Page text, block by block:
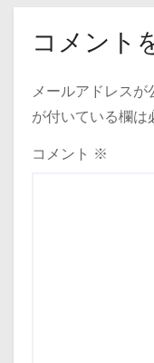
コメント
メールアドレスが
が付いている欄は
コメント ※